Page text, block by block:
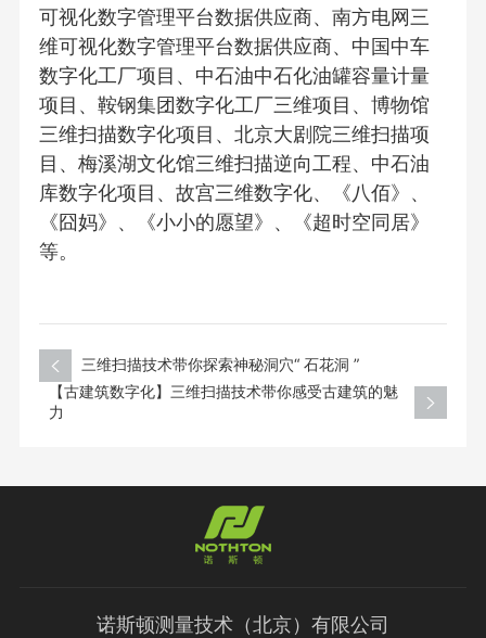
可视化数字管理平台数据供应商、南方电网三
维可视化数字管理平台数据供应商、中国中车
数字化工厂项目、中石油中石化油罐容量计量
项目、鞍钢集团数字化工厂三维项目、博物馆
三维扫描数字化项目、北京大剧院三维扫描项
目、梅溪湖文化馆三维扫描逆向工程、中石油
库数字化项目、故宫三维数字化、《八佰》、
《囧妈》、《小小的愿望》、《超时空同居》
等。
三维扫描技术带你探索神秘洞穴“ 石花洞 ”
【古建筑数字化】三维扫描技术带你感受古建筑的魅
力
诺斯顿测量技术（北京）有限公司